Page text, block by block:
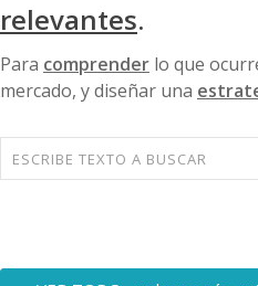
relevantes.
Para comprender lo que
mercado, y diseñar una